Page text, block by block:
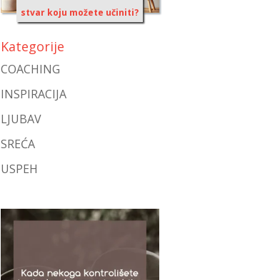
stvar koju možete učiniti?
Kategorije
COACHING
INSPIRACIJA
LJUBAV
SREĆA
USPEH